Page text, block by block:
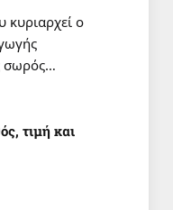
ο
σωρός…
τιμή και